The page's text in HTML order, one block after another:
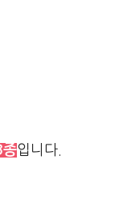
종입니다.